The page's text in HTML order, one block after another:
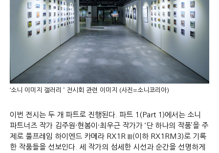
‘소니 이미지 갤러리 ’ 전시회 관련 이미지 (사진=소니코리아)
이번 전시는 두 개 파트로 진행된다. 파트 1(Part 1)에서는 소니
파트너즈 작가 김주원·현봄이·최우근 작가가 ‘단 하나의 작품’을 주
제로 풀프레임 하이엔드 카메라 RX1R III(이하 RX1RM3)로 기록
한 작품들을 선보인다. 세 작가의 섬세한 시선과 순간을 선명하게